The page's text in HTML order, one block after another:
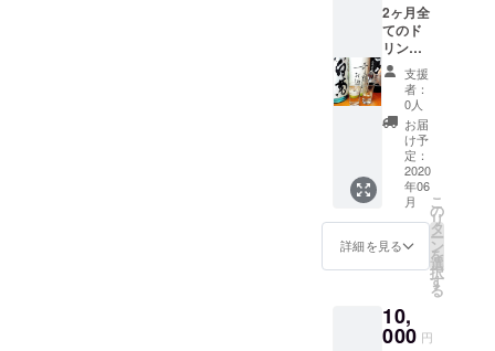
2ヶ月全
てのド
リンク
半額で
提供 ご
本人様
のみご
利用可
能 初回
来店日
より2ヶ
月ご利
用可能
2022年
3月まで
支援
者：
0人
お届
け予
定：
2020
年06
月
詳細を見る
こ
の
リ
タ
ー
ン
を
選
択
す
る
10,
000 円